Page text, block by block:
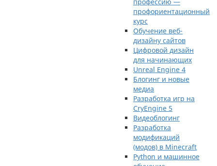
профориентационный
курс
Обучение веб-
дизайну сайтов
Цифровой дизайн
для начинающих
Unreal Engine 4
Блогинг и новые
медиа
Разработка игр на
CryEngine 5
Видеоблогинг
Разработка
модификаций
(модов) в Minecraft
Python и машинное